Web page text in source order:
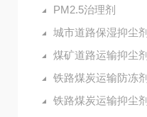
PM2.5治理剂
城市道路保湿抑尘剂
煤矿道路运输抑尘剂
铁路煤炭运输防冻剂
铁路煤炭运输抑尘剂